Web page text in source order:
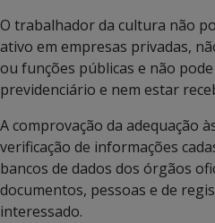
O trabalhador da cultura não
ativo em empresas privadas,
ou funções públicas e não
previdenciário e nem estar
A comprovação da adequação
verificação de informações
bancos de dados dos órgãos
documentos, pessoas e de
interessado.